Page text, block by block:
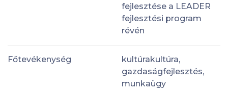
fejlesztése a LEADER
fejlesztési program
révén
Főtevékenység
kultúrakultúra,
gazdaságfejlesztés,
munkaügy